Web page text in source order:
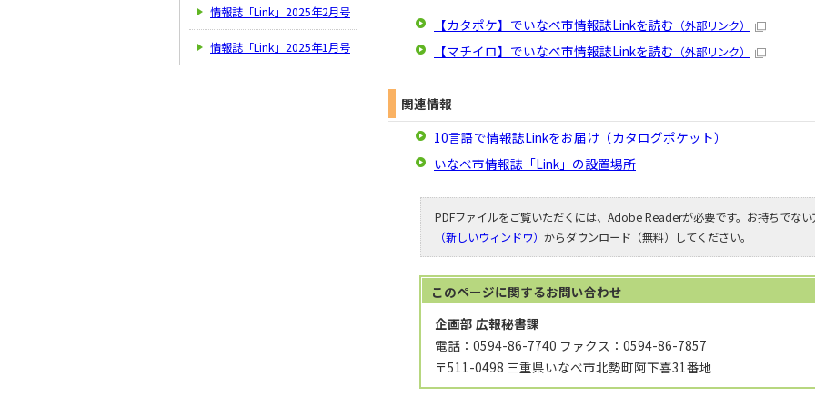
【カタポケ】でいなべ市情報誌Linkを読む （外部リンク）
【マチイロ】でいなべ市情報誌Linkを読む （外部リンク）
関連情報
10言語で情報誌Linkをお届け（カタログポケット）
いなべ市情報誌「Link」の設置場所
PDFファイルをご覧いただくには、Adobe Readerが必要です。お持ちでな
（新しいウィンドウ） からダウンロード（無料）してください。
このページに関するお問い合わせ
企画部 広報秘書課
電話：0594-86-7740 ファクス：0594-86-7857
〒511-0498 三重県いなべ市北勢町阿下喜31番地
情報誌「Link」2025年2月号
情報誌「Link」2025年1月号